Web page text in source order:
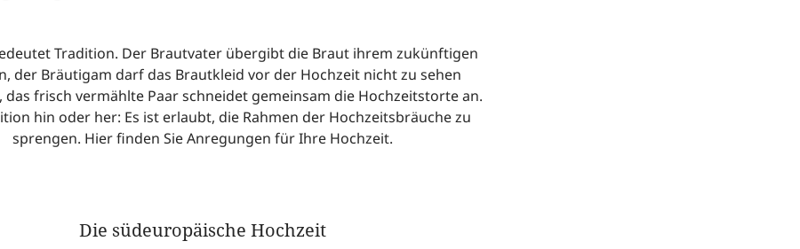
Tradition. Der Brautvater übergibt die Braut ihrem zukünftigen
der Bräutigam darf das Brautkleid vor der Hochzeit nicht zu sehen
das frisch vermählte Paar schneidet gemeinsam die Hochzeitstorte an.
hin oder her: Es ist erlaubt, die Rahmen der Hochzeitsbräuche zu
sprengen. Hier finden Sie Anregungen für Ihre Hochzeit.
Die südeuropäische Hochzeit